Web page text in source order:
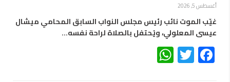
أغسطس 5, 2026
غيّب الموت نائب رئيس مجلس النواب السابق المحامي ميشال
عيسى المعلولي، ويُحتفل بالصلاة لراحة نفسه…
Facebook
Twitter